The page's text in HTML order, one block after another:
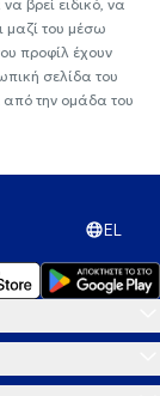
βρεί ειδικό, να
μαζί του μέσω
προφίλ έχουν
σελίδα του
από την ομάδα του
EL